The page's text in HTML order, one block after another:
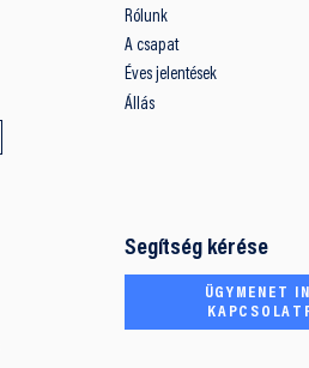
Rólunk
A csapat
Éves jelentések
Állás
Segítség kérése
ÜGYMENET